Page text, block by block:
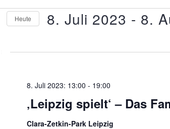
Heute 8. Juli 2023 - 8.
‚Leipzig spielt‘ – Das
8. Juli 2023: 13:00 - 19:00
Clara-Zetkin-Park Leipzig